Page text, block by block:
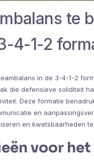
te
4-1-2
in de 3-4-1-2
die defensieve soliditeit
Deze formatie
en
en kwetsbaarheden
voor het